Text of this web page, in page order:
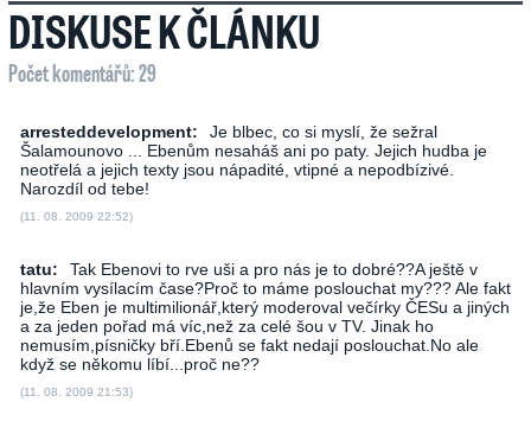
DISKUSE K ČLÁNKU
Počet komentářů: 29
arresteddevelopment:
Je blbec, co si myslí, že sežral
Šalamounovo ... Ebenům nesaháš ani po paty. Jejich hudba je
neotřelá a jejich texty jsou nápadité, vtipné a nepodbízivé.
Narozdíl od tebe!
(11. 08. 2009 22:52)
tatu:
Tak Ebenovi to rve uši a pro nás je to dobré??A ještě v
hlavním vysílacím čase?Proč to máme poslouchat my??? Ale fakt
je,že Eben je multimilionář,který moderoval večírky ČESu a jiných
a za jeden pořad má víc,než za celé šou v TV. Jinak ho
nemusím,písničky bří.Ebenů se fakt nedají poslouchat.No ale
když se někomu líbí...proč ne??
(11. 08. 2009 21:53)